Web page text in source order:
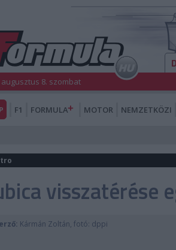
augusztus 8. szombat
F1 FORMULA MOTOR NEMZETKÖZI
visszatérése
Kármán Zoltán, fotó: dppi